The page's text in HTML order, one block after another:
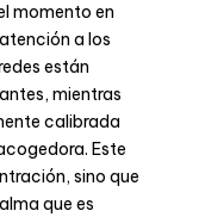
momento en
a los
están
mientras
calibrada
Este
sino que
que es